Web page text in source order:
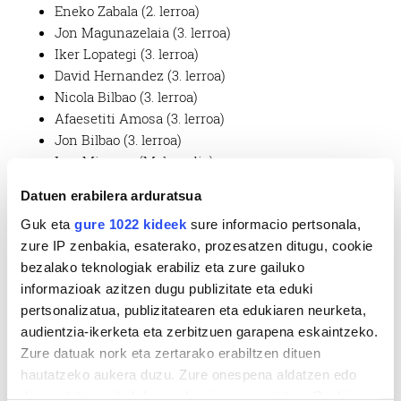
Datuen erabilera arduratsua
Guk eta gure 1022 kideek sure informacio pertsonala,
zure IP zenbakia, esaterako, prozesatzen ditugu, cookie
bezalako teknologiak erabiliz eta zure gailuko
informazioak azitzen dugu publizitate eta eduki
pertsonalizatua, publizitatearen eta edukiaren neurketa,
audientzia-ikerketa eta zerbitzuen garapena eskaintzeko.
Zure datuak nork eta zertarako erabiltzen dituen
hautatzeko aukera duzu. Zure onespena aldatzen edo
Eneko Zabala (2. lerroa)
Jon Magunazelaia (3. lerroa)
Iker Lopategi (3. lerroa)
David Hernandez (3. lerroa)
Nicola Bilbao (3. lerroa)
Afaesetiti Amosa (3. lerroa)
Jon Bilbao (3. lerroa)
Igor Mirones (Mele erdia)
Asier Del Bosque (Mele erdia)
Declan Cusack (Joko zabaltzailea)
Winston Wilson (Joko zabaltzailea)
Iker Olaeta (Joko zabaltzailea)
Federico Mazzochi (U. Back)
Alesandro Torres Suar (U. Back)
Nicolas Forestier (Full Back)
Lucas Poggi (Full Back)
Iñigo Olaeta (Full Back)
Carlos Gª Parrado (Full Back)